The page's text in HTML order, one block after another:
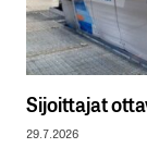
Sijoittajat
29.7.2026